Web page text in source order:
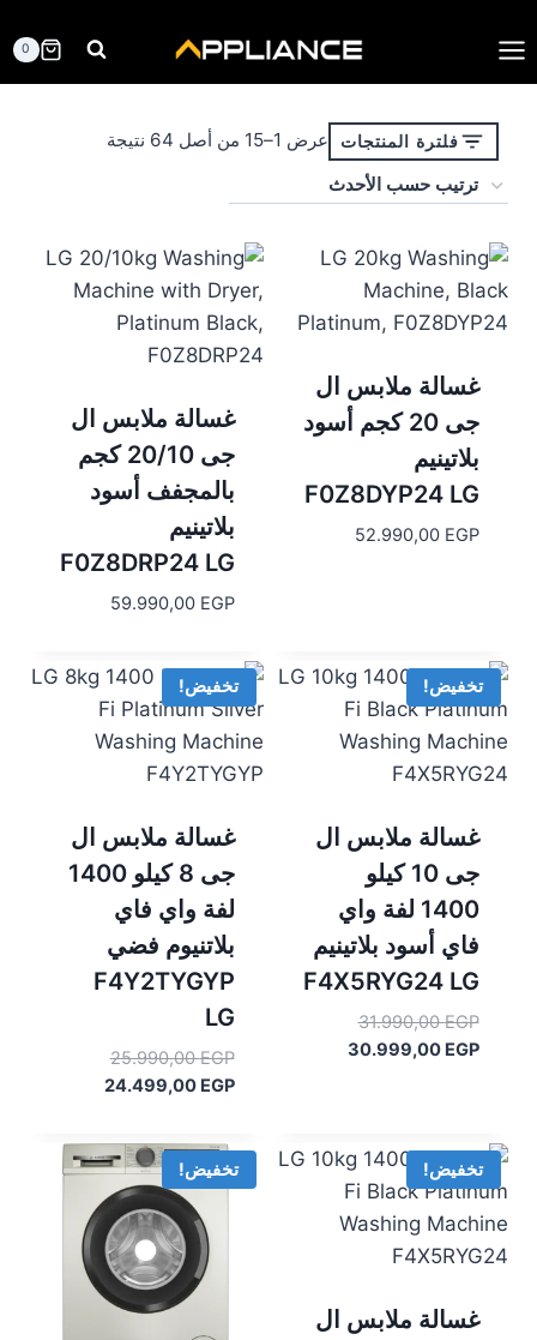
إلى
المحتوى
0
فلترة المنتجات عرض 1–15 من أصل 64 نتيجة
الأحدث
غسالة ملابس ال
جى 20 كجم أسود
بلاتينيم
F0Z8DYP24 LG
52.990,00 EGP
غسالة ملابس ال
جى 20/10 كجم
بالمجفف أسود
بلاتينيم
F0Z8DRP24 LG
59.990,00 EGP
تخفيض!
غسالة ملابس ال
جى 10 كيلو
1400 لفة واي
فاي أسود بلاتينيم
F4X5RYG24 LG
31.990,00EGP
السعر
الأصلي30.999,00 EGP
السعر
تخفيض!
غسالة ملابس ال
جى 8 كيلو 1400
لفة واي فاي
بلاتنيوم فضي
F4Y2TYGYP
LG
25.990,00EGP
السعر
الأصلي
25.990,00 EGP.
24.499,00 EGP
السعر
هو:
24.499,00 EGP.
تخفيض!
غسالة ملابس ال
تخفيض!